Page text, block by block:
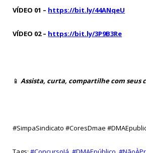
VÍDEO 01 – https://bit.ly/44ANqeU
VÍDEO 02 – https://bit.ly/3P9B3Re
📱Assista, curta, compartilhe com seus
#SimpaSindicato #CoresDmae